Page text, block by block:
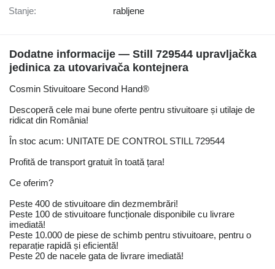
Stanje: rabljene
Dodatne informacije — Still 729544 upravljačka
jedinica za utovarivača kontejnera
Cosmin Stivuitoare Second Hand®
Descoperă cele mai bune oferte pentru stivuitoare și utilaje de
ridicat din România!
În stoc acum: UNITATE DE CONTROL STILL 729544
Profită de transport gratuit în toată țara!
Ce oferim?
Peste 400 de stivuitoare din dezmembrări!
Peste 100 de stivuitoare funcționale disponibile cu livrare
imediată!
Peste 10.000 de piese de schimb pentru stivuitoare, pentru o
reparație rapidă și eficientă!
Peste 20 de nacele gata de livrare imediată!